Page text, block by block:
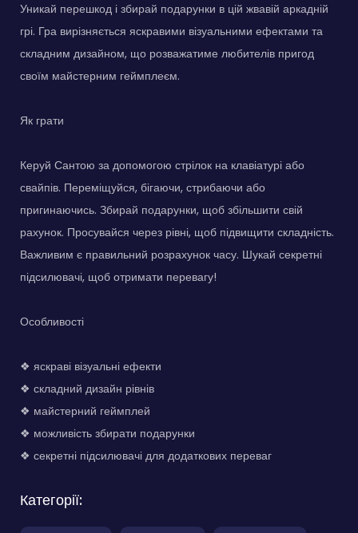
Уникай перешкод і збирай подарунки в цій жвавій аркадній
грі. Гра вирізняється яскравими візуальними ефектами та
складним дизайном, що розважатиме любителів пригод
своїм майстерним геймплеєм.
Як грати
Керуй Сантою за допомогою стрілок на клавіатурі або
свайпів. Переміщуйся, бігаючи, стрибаючи або
пригинаючись. Збирай подарунки, щоб збільшити свій
рахунок. Просувайся через рівні, щоб підвищити складність.
Важливим є правильний розрахунок часу. Шукай секретні
підсилювачі, щоб отримати перевагу!
Особливості
❖ яскраві візуальні ефекти
❖ складний дизайн рівнів
❖ майстерний геймплей
❖ можливість збирати подарунки
❖ секретні підсилювачі для додаткових переваг
Категорії: